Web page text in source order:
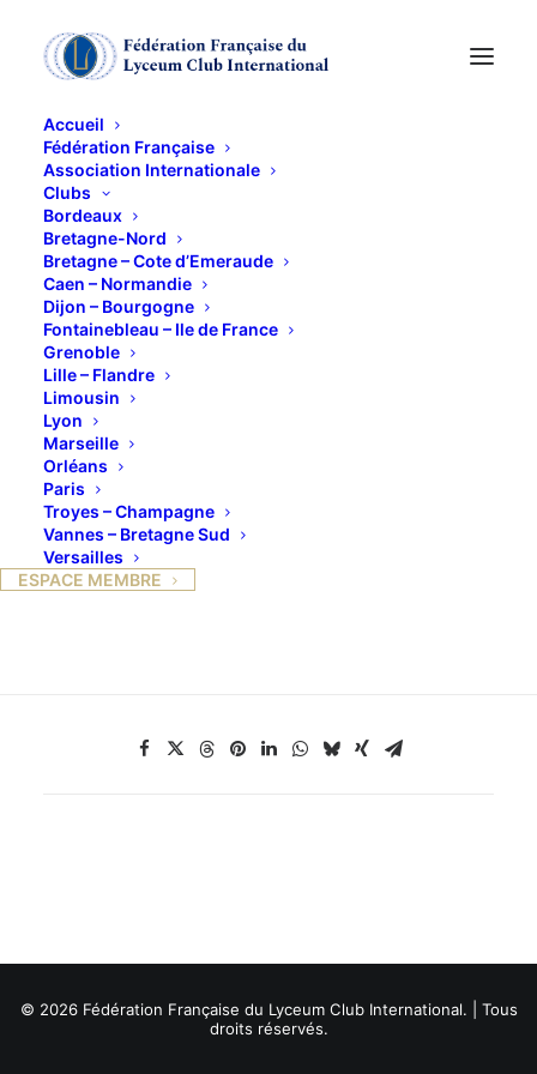
Accueil
Fédération Française
Association Internationale
Clubs
Bordeaux
Bretagne-Nord
Bretagne – Cote d’Emeraude
Caen – Normandie
Dijon – Bourgogne
Fontainebleau – Ile de France
Grenoble
Lille – Flandre
Limousin
Lyon
Marseille
Orléans
Paris
Troyes – Champagne
Vannes – Bretagne Sud
Versailles
ESPACE MEMBRE
Exposition "La grand
voyage de
l'Obélisque"
De Louxor à Paris : les conditions d’acquisition de
l’Obélisque et le roman fleuve de son voyage, dont
l’histoire a commencé avec Bonaparte.
© 2026 Fédération Française du Lyceum Club International. | Tous
droits réservés.